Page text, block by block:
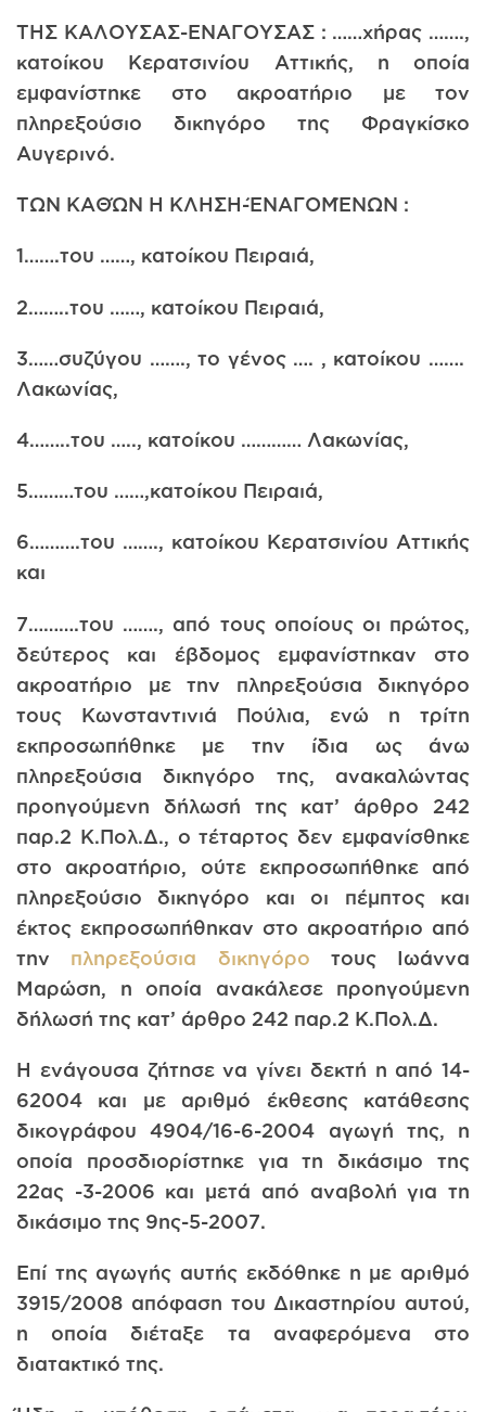
ΤΗΣ ΚΑΛΟΥΣΑΣ-ΕΝΑΓΟΥΣΑΣ : ……χήρας …….,
κατοίκου Κερατσινίου Αττικής, η οποία
εμφανίστηκε στο ακροατήριο με τον
πληρεξούσιο δικηγόρο της Φραγκίσκο
Αυγερινό.
ΤΩΝ ΚΑΘΏΝ Η ΚΛΗΣΗ-ΈΝΑΓΟΜΈΝΩΝ :
1…….του ……, κατοίκου Πειραιά,
2……..του ……, κατοίκου Πειραιά,
3……συζύγου ……., το γένος …. , κατοίκου …….
Λακωνίας,
4……..του ….., κατοίκου ………… Λακωνίας,
5………τoυ ……,κατοίκου Πειραιά,
6……….του ……., κατοίκου Κερατσινίου Αττικής
και
7……….του ……., από τους οποίους οι πρώτος,
δεύτερος και έβδομος εμφανίστηκαν στο
ακροατήριο με την πληρεξούσια δικηγόρο
τους Κωνσταντινιά Πούλια, ενώ η τρίτη
εκπροσωπήθηκε με την ίδια ως άνω
πληρεξούσια δικηγόρο της, ανακαλώντας
προηγούμενη δήλωσή της κατ’ άρθρο 242
παρ.2 Κ.Πολ.Δ., ο τέταρτος δεν εμφανίσθηκε
στο ακροατήριο, ούτε εκπροσωπήθηκε από
πληρεξούσιο δικηγόρο και οι πέμπτος και
έκτος εκπροσωπήθηκαν στο ακροατήριο από
την πληρεξούσια δικηγόρο τους Ιωάννα
Μαρώση, η οποία ανακάλεσε προηγούμενη
δήλωσή της κατ’ άρθρο 242 παρ.2 Κ.Πολ.Δ.
Η ενάγουσα ζήτησε να γίνει δεκτή η από 14-
62004 και με αριθμό έκθεσης κατάθεσης
δικογράφου 4904/16-6-2004 αγωγή της, η
οποία προσδιορίστηκε για τη δικάσιμο της
22ας -3-2006 και μετά από αναβολή για τη
δικάσιμο της 9ης-5-2007.
Επί της αγωγής αυτής εκδόθηκε η με αριθμό
3915/2008 απόφαση του Δικαστηρίου αυτού,
η οποία διέταξε τα αναφερόμενα στο
διατακτικό της.